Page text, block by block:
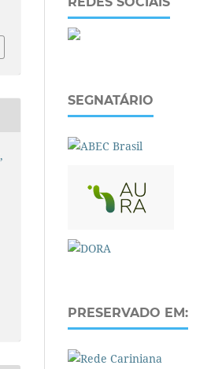
SEGNATÁRIO
PRESERVADO EM: